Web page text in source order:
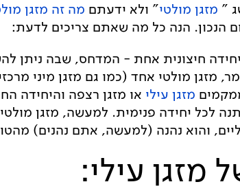
" מזגן מולטי" ולא ידעתם מה זה מזגן
הנכון. הנה כל מה שאתם צריכים לדעת:
מזגן עילי או מזגן רצפה והיחידה
לכל יחידה פנימית. למעשה, מזגן
והוא נהנה (למעשה, אתם נהנים)
מזגן עילי: